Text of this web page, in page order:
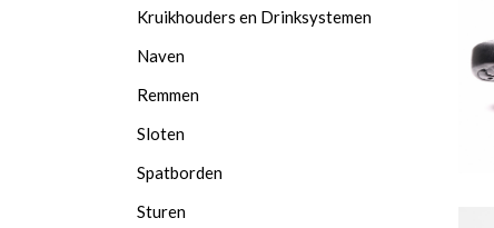
Kruikhouders en Drinksystemen
Naven
Remmen
Sloten
Spatborden
Sturen